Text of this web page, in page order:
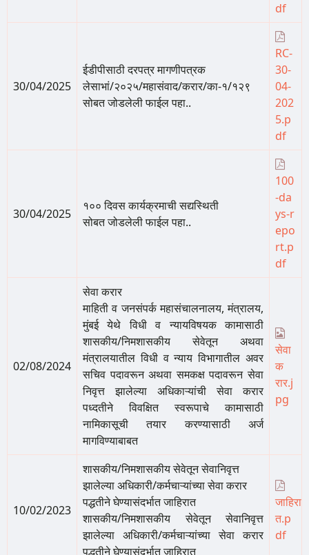
df
30/04/2025
ईडीपीसाठी दरपत्र मागणीपत्रक
लेसाभां/२०२५/महासंवाद/करार/का-१/१२९
सोबत जोडलेली फाईल पहा..
RC-
30-
04-
202
5.p
df
30/04/2025
१०० दिवस कार्यक्रमाची सद्यस्थिती
सोबत जोडलेली फाईल पहा..
100
-da
ys-r
epo
rt.p
df
02/08/2024
सेवा करार
माहिती व जनसंपर्क महासंचालनालय, मंत्रालय,
मुंबई येथे विधी व न्यायविषयक कामासाठी
शासकीय/निमशासकीय सेवेतून अथवा
मंत्रालयातील विधी व न्याय विभागातील अवर
सचिव पदावरून अथवा समकक्ष पदावरून सेवा
निवृत्त झालेल्या अधिकाऱ्यांची सेवा करार
पध्दतीने विवक्षित स्वरूपाचे कामासाठी
नामिकासूची तयार करण्यासाठी अर्ज
मागविण्याबाबत
सेवा
क
रार.j
pg
10/02/2023
शासकीय/निमशासकीय सेवेतून सेवानिवृत्त
झालेल्या अधिकारी/कर्मचाऱ्यांच्या सेवा करार
पद्धतीने घेण्यासंदर्भात जाहिरात
शासकीय/निमशासकीय सेवेतून सेवानिवृत्त
झालेल्या अधिकारी/कर्मचाऱ्यांच्या सेवा करार
पद्धतीने घेण्यासंदर्भात जाहिरात
जाहिरा
त.p
df